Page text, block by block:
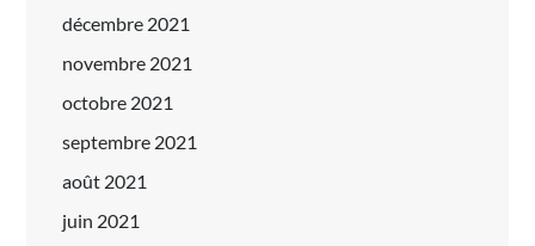
décembre 2021
novembre 2021
octobre 2021
septembre 2021
août 2021
juin 2021